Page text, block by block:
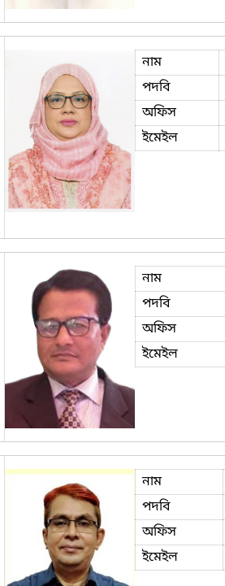
নাম
পদবি
অফিস
ইমেইল
নাম
পদবি
অফিস
ইমেইল
নাম
পদবি
অফিস
ইমেইল